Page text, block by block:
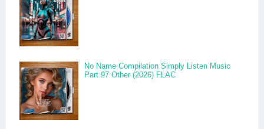
No Name Compilation Simply Listen Music
Part 97 Other (2026) FLAC